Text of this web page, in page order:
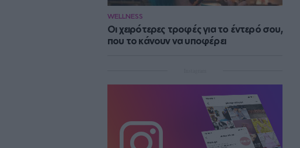
WELLNESS
Οι χειρότερες τροφές για το έντερό σου,
που το κάνουν να υποφέρει